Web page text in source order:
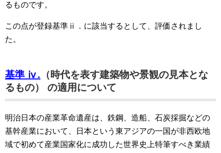
るものです。
この点が登録基準ⅱ．に該当するとして、評価されまし
た。
基準 ⅳ. （時代を表す建築物や景観の見本とな
るもの） の適用について
明治日本の産業革命遺産は、鉄鋼、造船、石炭採掘などの
基幹産業において、日本という東アジアの一国が非西欧地
域で初めて産業国家化に成功した世界史上特筆すべき業績